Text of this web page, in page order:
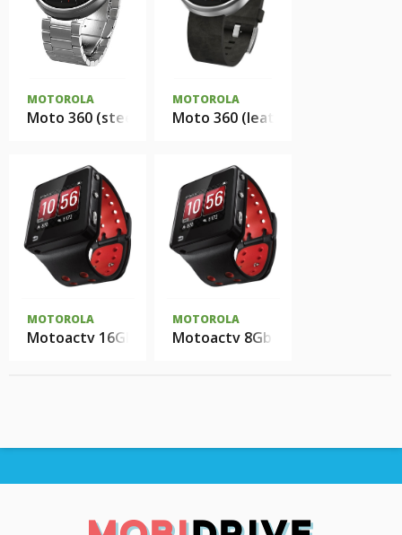
MOTOROLA
Moto 360 (steel)
MOTOROLA
Moto 360 (leather)
MOTOROLA
Motoactv 16Gb
MOTOROLA
Motoactv 8Gb